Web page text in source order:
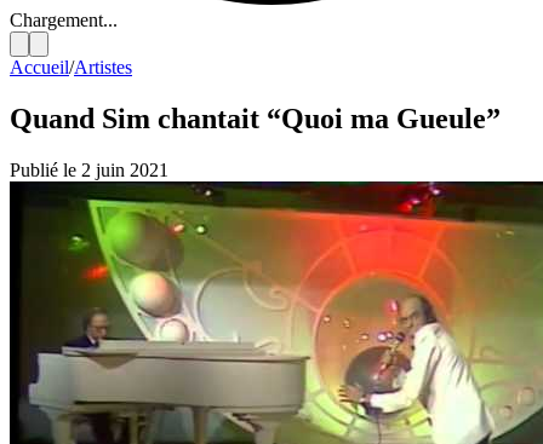
Chargement...
Accueil/Artistes
Quand Sim chantait “Quoi ma Gueule”
Publié le 2 juin 2021